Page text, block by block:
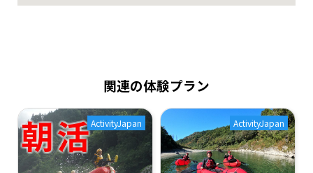
関連の体験プラン
ActivityJapan ActivityJapan